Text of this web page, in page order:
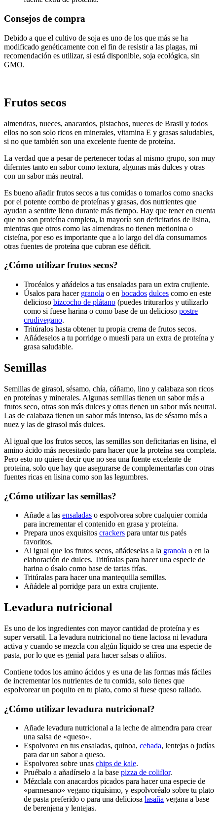
Consejos de compra
Debido a que el cultivo de soja es uno de los que más se ha
modificado genéticamente con el fin de resistir a las plagas, mi
recomendación es utilizar, si está disponible, soja ecológica, sin
GMO.
Frutos secos
almendras, nueces, anacardos, pistachos, nueces de Brasil y todos
ellos no son solo ricos en minerales, vitamina E y grasas saludables,
si no que también son una excelente fuente de proteína.
La verdad que a pesar de pertenecer todas al mismo grupo, son muy
diferntes tanto en sabor como textura, algunas más dulces y otras
con un sabor más neutral.
Es bueno añadir frutos secos a tus comidas o tomarlos como snacks
por el potente combo de proteínas y grasas, dos nutrientes que
ayudan a sentirte lleno durante más tiempo. Hay que tener en cuenta
que no son proteína completa, la mayoría son deficitarios de lisina,
mientras que otros como las almendras no tienen metionina o
cisteína, por eso es importante que a lo largo del día consumamos
otras fuentes de proteína que cubran ese déficit.
¿Cómo utilizar frutos secos?
Trocéalos y añádelos a tus ensaladas para un extra crujiente.
Úsalos para hacer granola o en bocados dulces como en este
delicioso bizcocho de plátano (puedes triturarlos y utilizarlo
como si fuese harina o como base de un delicioso postre
crudivegano.
Tritúralos hasta obtener tu propia crema de frutos secos.
Añádeselos a tu porridge o muesli para un extra de proteína y
grasa saludable.
Semillas
Semillas de girasol, sésamo, chía, cáñamo, lino y calabaza son ricos
en proteínas y minerales. Algunas semillas tienen un sabor más a
frutos seco, otras son más dulces y otras tienen un sabor más neutral.
Las de calabaza tienen un sabor más intenso, las de sésamo más a
nuez y las de girasol más dulces.
Al igual que los frutos secos, las semillas son deficitarias en lisina, el
amino ácido más necesitado para hacer que la proteína sea completa.
Pero esto no quiere decir que no sea una fuente excelente de
proteína, solo que hay que asegurarse de complementarlas con otras
fuentes ricas en lisina como son las legumbres.
¿Cómo utilizar las semillas?
Añade a las ensaladas o espolvorea sobre cualquier comida
para incrementar el contenido en grasa y proteína.
Prepara unos exquisitos crackers para untar tus patés
favoritos.
Al igual que los frutos secos, añádeselas a la granola o en la
elaboración de dulces. Tritúralas para hacer una especie de
harina o úsalo como base de tartas frías.
Tritúralas para hacer una mantequilla semillas.
Añádele al porridge para un extra crujiente.
Levadura nutricional
Es uno de los ingredientes con mayor cantidad de proteína y es
super versatil. La levadura nutricional no tiene lactosa ni levadura
activa y cuando se mezcla con algún líquido se crea una especie de
pasta, por lo que es genial para hacer salsas o aliños.
Contiene todos los amino ácidos y es una de las formas más fáciles
de incrementar los nutrientes de tu comida, solo tienes que
espolvorear un poquito en tu plato, como si fuese queso rallado.
¿Cómo utilizar levadura nutricional?
Añade levadura nutricional a la leche de almendra para crear
una salsa de «queso».
Espolvorea en tus ensaladas, quinoa, cebada, lentejas o judías
para dar un sabor a queso.
Espolvorea sobre unas chips de kale.
Pruébalo a añadírselo a la base pizza de coliflor.
Mézclala con anacardos picados para hacer una especie de
«parmesano» vegano riquísimo, y espolvoréalo sobre tu plato
de pasta preferido o para una deliciosa lasaña vegana a base
de berenjena y lentejas.